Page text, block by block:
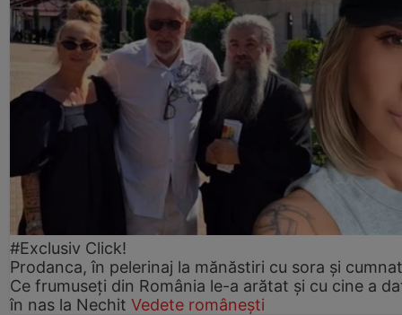
#Exclusiv Click!
Prodanca, în pelerinaj la mănăstiri cu sora și
Ce frumuseți din România le-a arătat și cu cine a
în nas la Nechit Vedete românești